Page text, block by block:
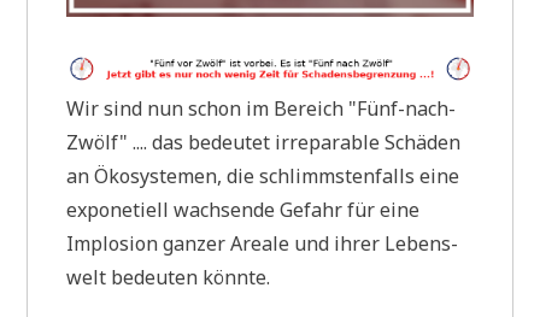
Wir sind nun schon im Bereich "Fünf-nach-
Zwölf" .... das bedeu­tet irrepa­ra­ble Schä­den
an Öko­sy­ste­men, die schlimm­sten­falls eine
expo­ne­ti­ell wach­sen­de Gefahr für eine
Implo­si­on gan­zer Area­le und ihrer Lebens­
welt bedeu­ten könnte.